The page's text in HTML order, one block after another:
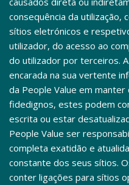
consequência da utilização,
sítios eletrónicos e
utilizador, do acesso ao
do utilizador por terceiros.
encarada na sua vertente
da People Value em
fidedignos, estes podem
escrita ou estar
People Value ser
completa exatidão e
constante dos seus sítios.
conter ligações para sítios